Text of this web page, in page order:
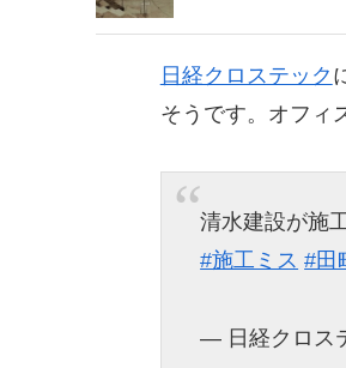
日経クロステック
そうです。オフィ
清水建設が施
#施工ミス #田
— 日経クロス